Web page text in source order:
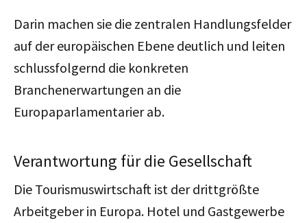
Darin machen sie die zentralen Handlungsfelder
auf der europäischen Ebene deutlich und leiten
schlussfolgernd die konkreten
Branchenerwartungen an die
Europaparlamentarier ab.
Verantwortung für die Gesellschaft
Die Tourismuswirtschaft ist der drittgrößte
Arbeitgeber in Europa. Hotel und Gastgewerbe